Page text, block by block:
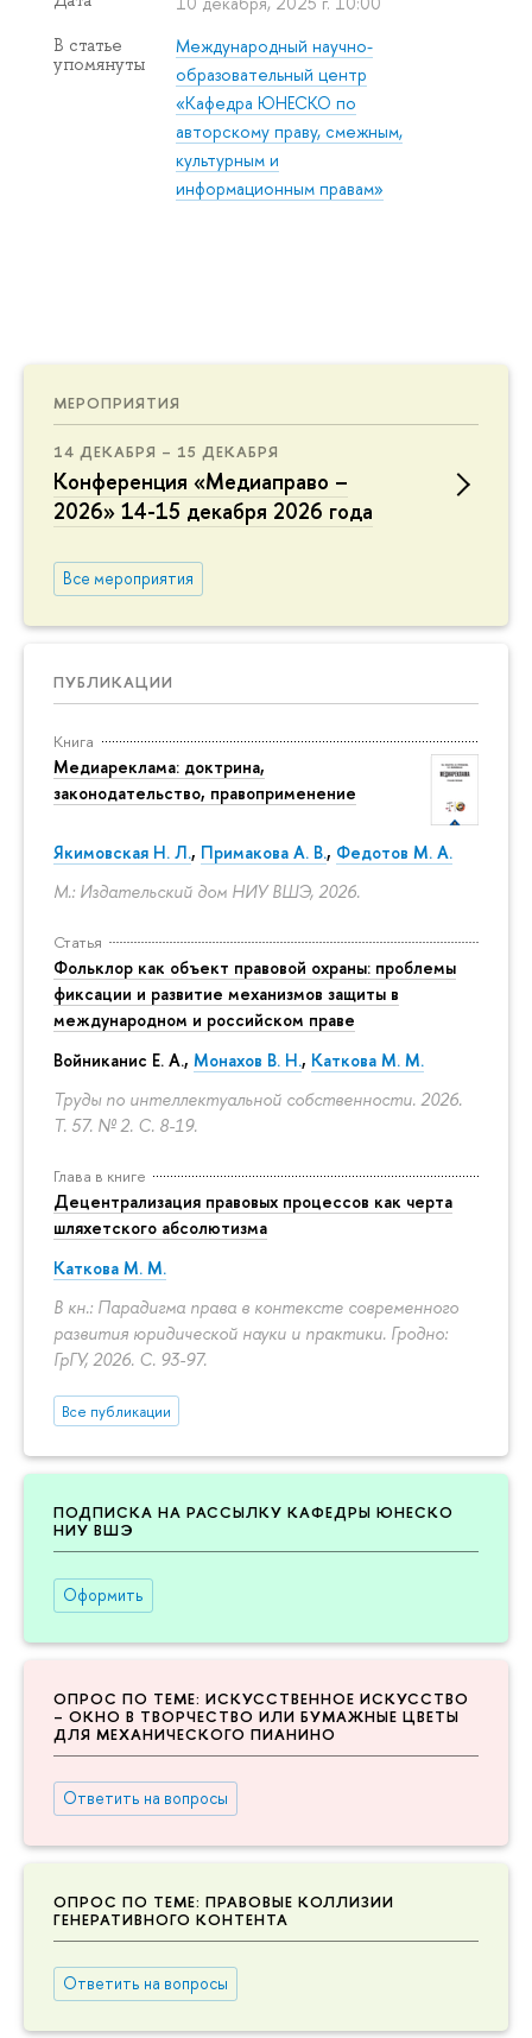
МЕРОПРИЯТИЯ
14 ДЕКАБРЯ – 15 ДЕКАБРЯ
Конференция «Медиаправо –
2026» 14-15 декабря 2026 года
Все мероприятия
ПУБЛИКАЦИИ
Книга
Медиареклама: доктрина,
законодательство, правоприменение
Якимовская Н. Л., Примакова А. В., Федотов М. А.
М.: Издательский дом НИУ ВШЭ, 2026.
Статья
Фольклор как объект правовой охраны: проблемы
фиксации и развитие механизмов защиты в
международном и российском праве
Войниканис Е. А., Монахов В. Н., Каткова М. М.
Труды по интеллектуальной собственности. 2026.
Т. 57. № 2. С. 8-19.
Глава в книге
Децентрализация правовых процессов как черта
шляхетского абсолютизма
Каткова М. М.
В кн.: Парадигма права в контексте современного
развития юридической науки и практики. Гродно:
ГрГУ, 2026. С. 93-97.
Все публикации
ПОДПИСКА НА РАССЫЛКУ КАФЕДРЫ ЮНЕСКО
НИУ ВШЭ
Оформить
ОПРОС ПО ТЕМЕ: ИСКУССТВЕННОЕ ИСКУССТВО
– ОКНО В ТВОРЧЕСТВО ИЛИ БУМАЖНЫЕ ЦВЕТЫ
ДЛЯ МЕХАНИЧЕСКОГО ПИАНИНО
Ответить на вопросы
ОПРОС ПО ТЕМЕ: ПРАВОВЫЕ КОЛЛИЗИИ
ГЕНЕРАТИВНОГО КОНТЕНТА
Ответить на вопросы
В статье
упомянуты
Международный научно-
образовательный центр
«Кафедра ЮНЕСКО по
авторскому праву, смежным,
культурным и
информационным правам»